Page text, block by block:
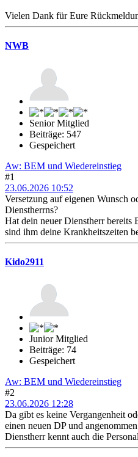
Vielen Dank für Eure
NWB
Senior Mitglied
Beiträge: 547
Gespeichert
Aw: BEM und Wiedereinstieg
#1
23.06.2026 10:52
Versetzung auf eigenen Wunsch
Dienstherrns?
Hat dein neuer Dienstherr bereits
sind ihm deine Krankheitszeiten
Kido2911
Junior Mitglied
Beiträge: 74
Gespeichert
Aw: BEM und Wiedereinstieg
#2
23.06.2026 12:28
Da gibt es keine Vergangenheit
einen neuen DP und
Dienstherr kennt auch die